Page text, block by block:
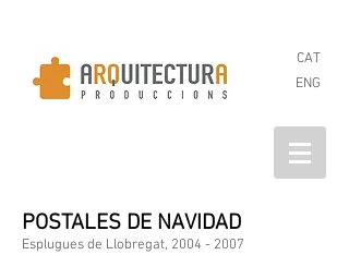
CAT
ENG
POSTALES DE NAVIDAD
Esplugues de Llobregat, 2004 - 2007